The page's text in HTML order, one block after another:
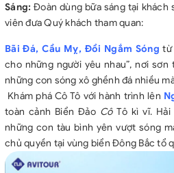
Sáng: Đoàn dùng bữa sáng tại khách
viên đưa Quý khách tham quan:
Bãi Đá, Cầu Mỵ, Đồi Ngắm Sóng từ
cho những người yêu nhau”, nơi sơn
những con sóng xô ghềnh đá nhiều
Khám phá Cô Tô với hành trình lên
toàn cảnh Biển ĐảoCôTô kì vĩ. Hải
những con tàu bình yên vượt sóng
chủ quyền tại vùng biển Đông Bắc tổ